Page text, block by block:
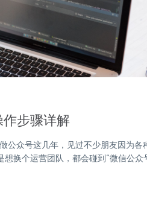
步骤详解
公众号这几年，见过不少朋友因为各
换个运营团队，都会碰到“微信公